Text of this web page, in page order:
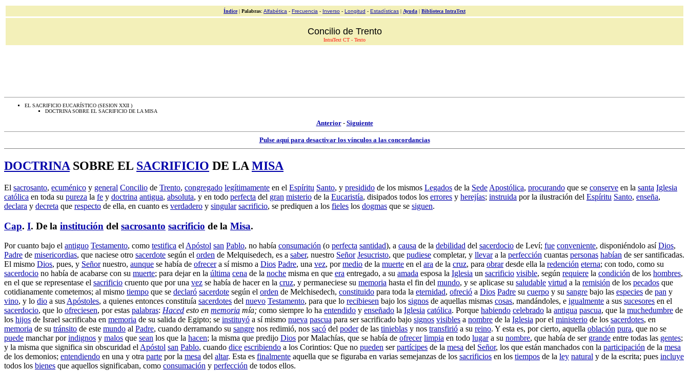
Índice| Palabras: Alfabética - Frecuencia - Inverso - Longitud - Estadísticas | Ayuda | Biblioteca IntraText
Concilio de Trento
IntraText CT - Texto
EL SACRIFICIO EUCARÍSTICO (SESION XXII )
DOCTRINA SOBRE EL SACRIFICIO DE LA MISA
Anterior- Siguiente
Pulse aquí para desactivar los vínculos a las concordancias
DOCTRINA SOBRE EL SACRIFICIO DE LA MISA
El sacrosanto, ecuménico y general Concilio de Trento, congregado legítimamente en el Espíritu Santo, y presidido de los mismos Legados de la Sede Apostólica, procurando que se conserve en la santa Iglesia
católica en toda su pureza la fe y doctrina antigua, absoluta, y en todo perfecta del gran misterio de la Eucaristía, disipados todos los errores y herejías; instruida por la ilustración del Espíritu Santo, enseña,
declara y decreta que respecto de ella, en cuanto es verdadero y singular sacrificio, se prediquen a los fieles los dogmas que se siguen.
Cap. I. De la institución del sacrosanto sacrificio de la Misa.
Por cuanto bajo el antiguo Testamento, como testifica el Apóstol san Pablo, no había consumación (o perfecta santidad), a causa de la debilidad del sacerdocio de Leví; fue conveniente, disponiéndolo asíDios,
Padre de misericordias, que naciese otro sacerdote según el orden de Melquisedech, es a saber, nuestro Señor Jesucristo, que pudiese completar, y llevara la perfección cuantas personas habían de sersantificadas.
El mismo Dios, pues, y Señornuestro, aunque se había de ofrecera sí mismo a Dios Padre, una vez, pormedio de la muerte en el ara de la cruz, para obrardesde ella la redención eterna; con todo, como su
sacerdocio no había de acabarse con su muerte; para dejar en la última cena de la noche misma en que era entregado, a su amada esposa la Iglesia un sacrificio visible, según requiere la condición de los hombres,
en el que se representase el sacrificio cruento que por una vez se había de hacer en la cruz, y permaneciese su memoria hasta el fin del mundo, y se aplicase su saludable virtud a la remisión de los pecados que
cotidianamente cometemos; al mismo tiempo que se declaró sacerdote según el orden de Melchisedech, constituido para toda la eternidad, ofreció a Dios Padre su cuerpo y su sangre bajo las especies de pan y
vino, y lo dio a sus Apóstoles, a quienes entonces constituía sacerdotes del nuevo Testamento, para que lo recibiesen bajo los signos de aquellas mismas cosas, mandándoles, e igualmente a sus sucesores en el
sacerdocio, que lo ofreciesen, por estas palabras: Haced esto en memoria mía; como siempre lo ha entendido y enseñado la Iglesia católica. Porque habiendo celebrado la antigua pascua, que la muchedumbre de
los hijos de Israel sacrificaba en memoria de su salida de Egipto; se instituyó a sí mismo nueva pascua para sersacrificado bajo signos visibles a nombre de la Iglesia por el ministerio de los sacerdotes, en
memoria de su tránsito de este mundo al Padre, cuando derramando su sangre nos redimió, nos sacó del poderde las tinieblas y nos transfirió a su reino. Y esta es, por cierto, aquella oblación pura, que no se
puede mancharporindignos y malos que sean los que la hacen; la misma que predijo Dios porMalachías, que se había de ofrecer limpia en todo lugara su nombre, que había de ser grande entre todas las gentes;
y la misma que significa sin obscuridad el Apóstol san Pablo, cuando dice escribiendo a los Corintios: Que no pueden serpartícipes de la mesa del Señor, los que están manchados con la participación de la mesa
de los demonios; entendiendo en una y otra parte por la mesa del altar. Esta es finalmente aquella que se figuraba en varias semejanzas de los sacrificios en los tiempos de la ley natural y de la escrita; pues incluye
todos los bienes que aquellos significaban, como consumación y perfección de todos ellos.